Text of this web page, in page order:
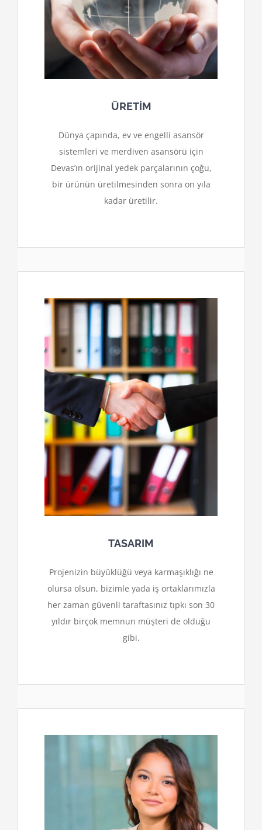
ÜRETİM
Dünya çapında, ev ve engelli asansör
sistemleri ve merdiven asansörü için
Devas’ın orijinal yedek parçalarının çoğu,
bir ürünün üretilmesinden sonra on yıla
kadar üretilir.
TASARIM
Projenizin büyüklüğü veya karmaşıklığı ne
olursa olsun, bizimle yada iş ortaklarımızla
her zaman güvenli taraftasınız tıpkı son 30
yıldır birçok memnun müşteri de olduğu
gibi.